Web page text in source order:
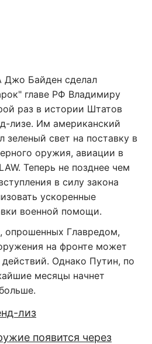
Джо Байден сделал
главе РФ Владимиру
раз в истории Штатов
лизе. Им американский
зеленый свет на поставку в
оружия, авиации в
Теперь не позднее чем
в силу закона
ускоренные
военной помощи.
опрошенных Главредом,
на фронте может
Однако Путин, по
месяцы начнет
лиз
появится через